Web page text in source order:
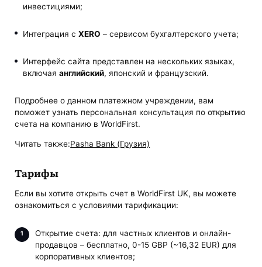
инвестициями;
Интеграция с XERO – сервисом бухгалтерского учета;
Интерфейс сайта представлен на нескольких языках,
включая английский, японский и французский.
Подробнее о данном платежном учреждении, вам
поможет узнать персональная консультация по открытию
счета на компанию в WorldFirst.
Читать также:Pasha Bank (Грузия)
Тарифы
Если вы хотите открыть счет в WorldFirst UK, вы можете
ознакомиться с условиями тарификации:
Открытие счета: для частных клиентов и онлайн-
продавцов – бесплатно, 0-15 GBP (~16,32 EUR) для
корпоративных клиентов;